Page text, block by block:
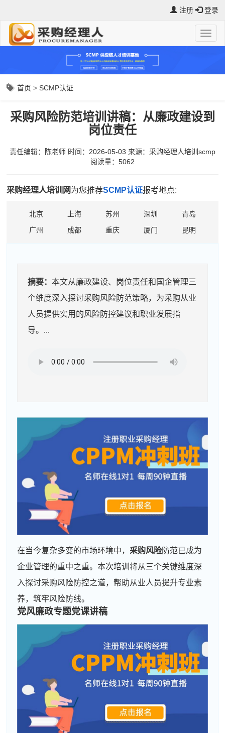
注册 登录
首页 >SCMP认证
采购风险防范培训讲稿：从廉政建设到
岗位责任
责任编辑：陈老师 时间：2026-05-03 来源： 采购经理人培训scmp
阅读量：5062
采购经理人培训网为您推荐SCMP认证报考地点:
北京 上海 苏州 深圳
青岛
广州
成都 重庆 厦门 昆明
摘要：本文从廉政建设、岗位责任和国企管理三
个维度深入探讨采购风险防范策略，为采购从业
人员提供实用的风险防控建议和职业发展指
导。...
在当今复杂多变的市场环境中， 采购风险防范已成为
企业管理的重中之重。本次培训将从三个关键维度深
入探讨采购风险防控之道，帮助从业人员提升专业素
养，筑牢风险防线。
党风廉政专题党课讲稿